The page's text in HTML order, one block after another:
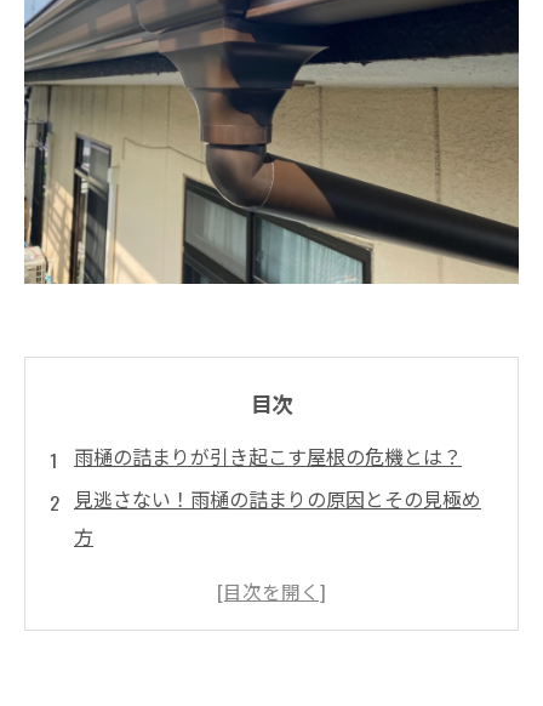
目次
雨樋の詰まりが引き起こす屋根の危機とは？
見逃さない！雨樋の詰まりの原因とその見極め
方
詰まりの影響が及ぶ屋根や外壁の劣化を防ぐた